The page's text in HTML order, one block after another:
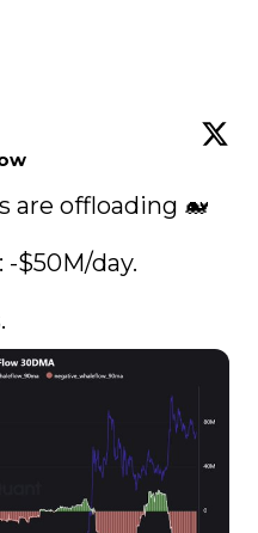
are offloading 🐋
-$50M/day.